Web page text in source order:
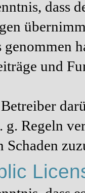
dass
und
g. Regeln
Schaden